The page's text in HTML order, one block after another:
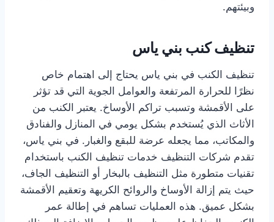
وبيئتهم.
تنظيف كنب بني ياس
تنظيف الكنب في بني ياس يحتاج إلى اهتمام خاص
نظرًا للحرارة المرتفعة والعوامل الجوية التي قد تؤثر
على الأقمشة وتسبب تراكم الأوساخ. يعتبر الكنب من
الأثاث الذي يُستخدم بشكل يومي في المنازل والفنادق
والمكاتب، مما يجعله عرضة للبقع والغبار. في بني ياس،
تقدم شركات التنظيف خدمات تنظيف الكنب باستخدام
تقنيات متطورة مثل التنظيف بالبخار أو التنظيف الجاف،
حيث يتم إزالة الأوساخ والروائح الكريهة وتعقيم الأقمشة
بشكل عميق. هذه العمليات تساهم في إطالة عمر